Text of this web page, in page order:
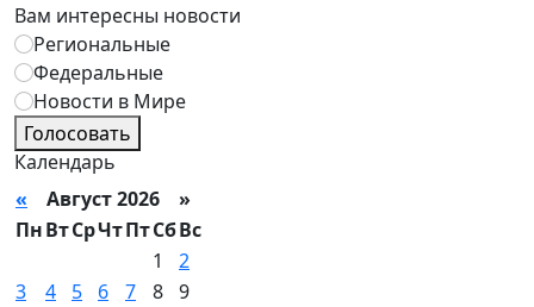
Вам интересны новости
Региональные
Федеральные
Новости в Мире
Голосовать
Календарь
« Август 2026 »
ПнВтСрЧтПтСбВс
1
2
3
4 5 6 7 8 9